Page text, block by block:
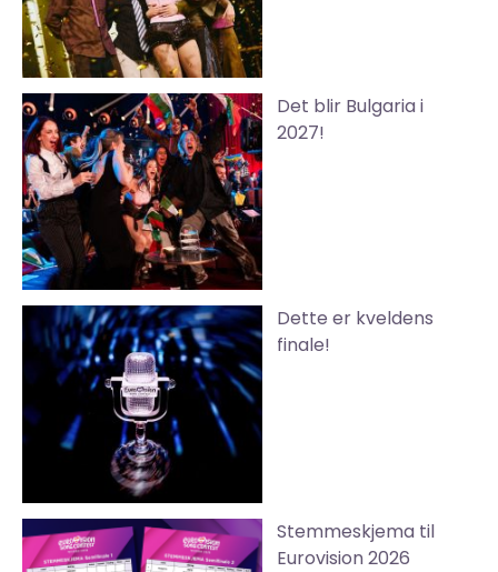
Det blir Bulgaria i
2027!
Dette er kveldens
finale!
Stemmeskjema til
Eurovision 2026